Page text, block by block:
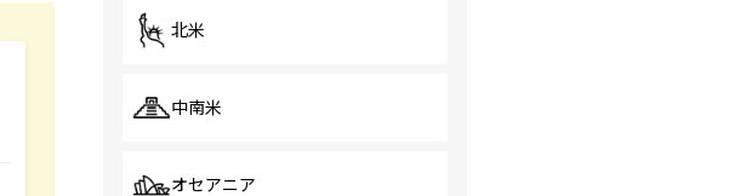
北米
中南米
オセアニア